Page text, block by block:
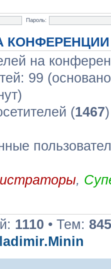
Пароль:
КОНФЕРЕНЦИИ
на
99
(1467
,
1110 • Тем: 845